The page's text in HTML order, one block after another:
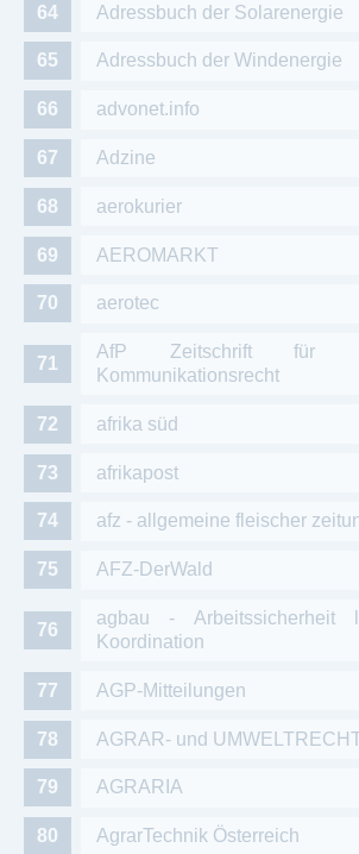
Adressbuch der Solarenergie
Adressbuch der Windenergie
advonet.info
Adzine
aerokurier
AEROMARKT
aerotec
AfP Zeitschrift für
Kommunikationsrecht
afrika süd
afrikapost
afz - allgemeine fleischer
AFZ-DerWald
agbau - Arbeitssicherheit
Koordination
AGP-Mitteilungen
AGRAR- und
AGRARIA
AgrarTechnik Österreich